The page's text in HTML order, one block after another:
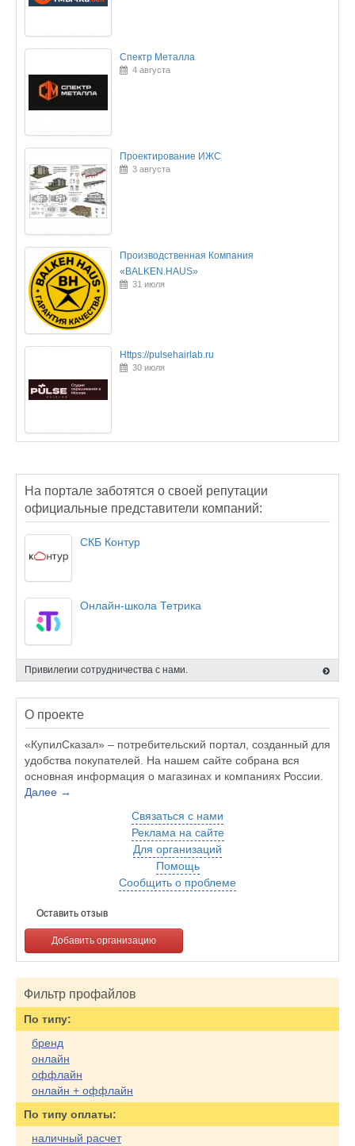
Спектр Металла
4 августа
Проектирование ИЖС
3 августа
Производственная Компания
«BALKEN.HAUS»
31 июля
Https://pulsehairlab.ru
30 июля
На портале заботятся о своей репутации
официальные представители компаний:
СКБ Контур
Онлайн-школа Тетрика
Привилегии сотрудничества с нами.
О проекте
«КупилСказал» – потребительский портал, созданный для
удобства покупателей. На нашем сайте собрана вся
основная информация о магазинах и компаниях России.
Далее →
Связаться с нами
Реклама на сайте
Для организаций
Помощь
Сообщить о проблеме
Оставить отзыв
Добавить организацию
Фильтр профайлов
По типу:
бренд
онлайн
оффлайн
онлайн + оффлайн
По типу оплаты:
наличный расчет